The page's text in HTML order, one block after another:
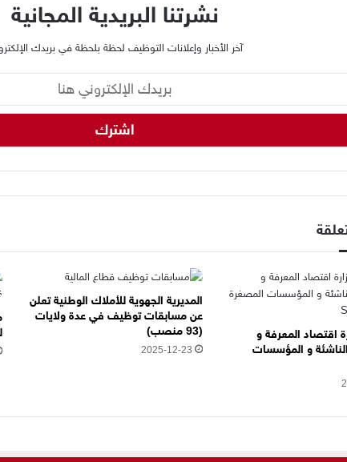
نشرتنا البريدية المجانية
آخر الأخبار وإعلانات التوظيف لحظة بلحظة في بريدك
اقتصاد المعرفة و
و المؤسسات
المديرية الجهوية للأملاك الوطنية تعلن
عن مسابقات توظيف في عدة ولايات
(93 منصب)
2025-12-23